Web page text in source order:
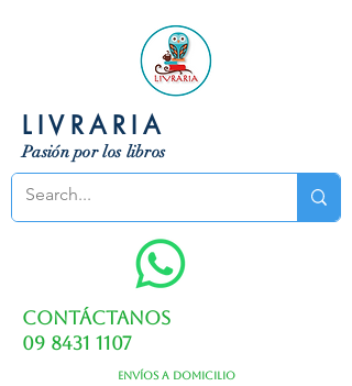
LIVRARIA
Pasión por los libros
Contáctanos
09 8431 1107
Envíos a domicilio